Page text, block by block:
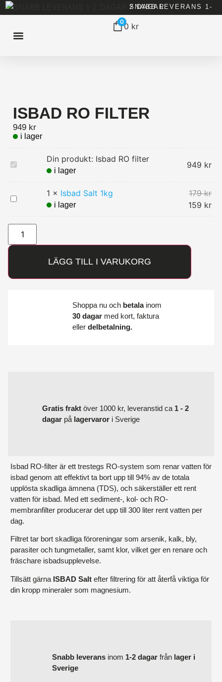
SNABB LEVERANS 1-2 DAGAR
00 kr
ISBAD RO FILTER
949 kr
Isbad
RO
Din produkt: Isbad RO filter
949 kr
Isbad
Salt
1 × Isbad Salt 1kg 179kr
159 kr
LÄGG TILL I VARUKORG
Shoppa nu och betalainom
30 dagar med kort, faktura
eller delbetalning.
Gratis frakt över 1000 kr, leveranstid ca 1 - 2
dagar på lagervaror i Sverige
Isbad RO-filter är ett trestegs RO-system som renar vatten för
isbad genom att effektivt ta bort upp till 94% av de totala
upplösta skadliga ämnena (TDS), och säkerställer ett rent
vatten för isbad. Med ett sediment-, kol- och RO-
membranfilter producerar det upp till 300 liter rent vatten per
dag.
Filtret tar bort skadliga föroreningar som arsenik, kalk, bly,
parasiter och tungmetaller, samt klor, vilket ger en renare och
fräschare isbadsupplevelse.
Tillsätt gärna ISBAD Salt efter filtrering för att återfå viktiga för
din kropp mineraler som magnesium.
Snabb leveransinom 1-2 dagar från lager i
Sverige